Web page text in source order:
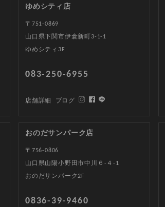
ゆめシティ店
〒751-0869
山口県下関市伊倉新町3-1-1
ゆめシティ3F
083-250-6955
店舗詳細 ブログ
おのだサンパーク店
〒756-0806
山口県山陽小野田市中川６-４-1
おのだサンパーク2F
0836-39-9460